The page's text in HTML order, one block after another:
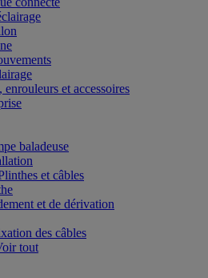
et accessoires
baladeuse
et câbles
et de dérivation
des câbles
tout